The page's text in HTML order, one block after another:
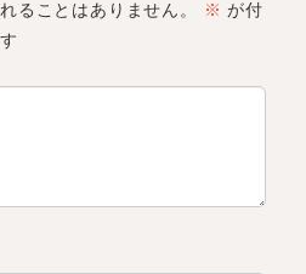
ることはありません。 ※ が付